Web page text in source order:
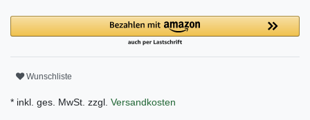
Wunschliste
* inkl. ges. MwSt. zzgl. Versandkosten